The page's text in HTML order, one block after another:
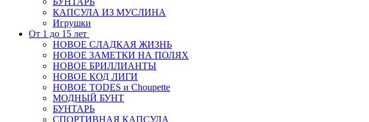
КАПСУЛА ИЗ МУСЛИНА
Игрушки
От 1 до 15 лет
НОВОЕ СЛАДКАЯ ЖИЗНЬ
НОВОЕ ЗАМЕТКИ НА ПОЛЯХ
НОВОЕ БРИЛЛИАНТЫ
НОВОЕ КОД ЛИГИ
НОВОЕ TODES и Choupette
МОДНЫЙ БУНТ
БУНТАРЬ
СПОРТИВНАЯ КАПСУЛА